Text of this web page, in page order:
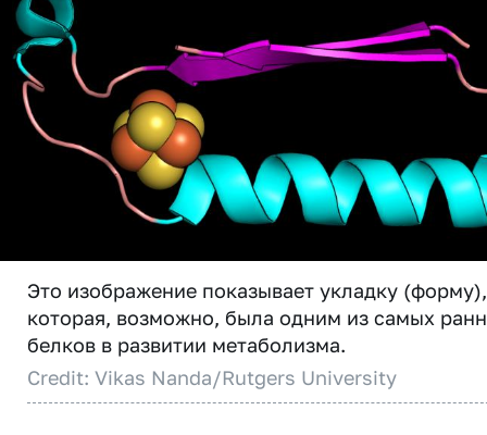
Это изображение показывает укладку (форму),
которая, возможно, была одним из самых
белков в развитии метаболизма.
Credit: Vikas Nanda/Rutgers University